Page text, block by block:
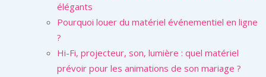
élégants
Pourquoi louer du matériel événementiel en ligne
?
Hi-Fi, projecteur, son, lumière : quel matériel
prévoir pour les animations de son mariage ?